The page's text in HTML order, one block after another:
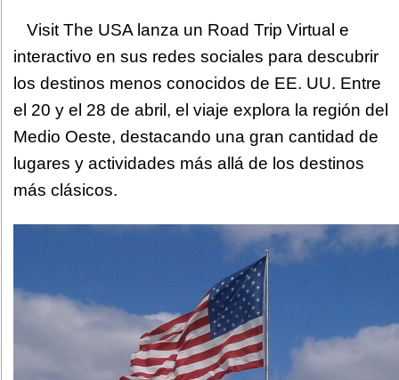
Visit The USA lanza un Road Trip Virtual e
interactivo en sus redes sociales para descubrir
los destinos menos conocidos de EE. UU. Entre
el 20 y el 28 de abril, el viaje explora la región del
Medio Oeste, destacando una gran cantidad de
lugares y actividades más allá de los destinos
más clásicos.